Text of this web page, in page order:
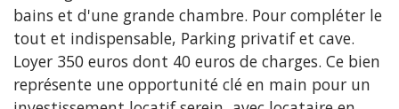
bains et d'une grande chambre. Pour compléter le
tout et indispensable, Parking privatif et cave.
Loyer 350 euros dont 40 euros de charges. Ce bien
représente une opportunité clé en main pour un